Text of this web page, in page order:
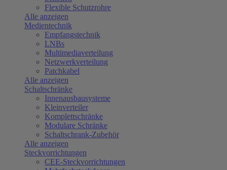
Flexible Schutzrohre
Alle anzeigen
Medientechnik
Empfangstechnik
LNBs
Multimediaverteilung
Netzwerkverteilung
Patchkabel
Alle anzeigen
Schaltschränke
Innenausbausysteme
Kleinverteiler
Komplettschränke
Modulare Schränke
Schaltschrank-Zubehör
Alle anzeigen
Steckvorrichtungen
CEE-Steckvorrichtungen